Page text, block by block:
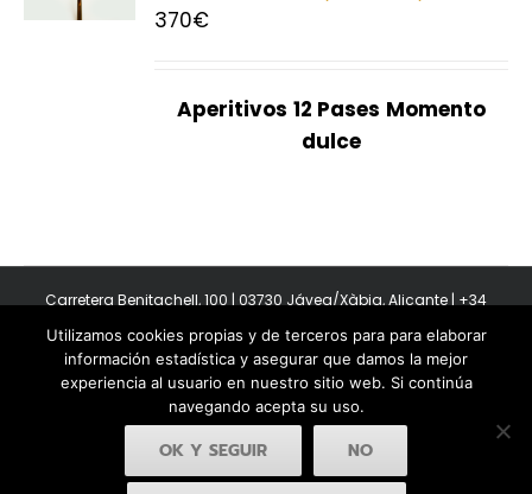
370€
Aperitivos 12 Pases Momento
dulce
Carretera Benitachell, 100 | 03730 Jávea/Xàbia, Alicante | +34
Copyright 2011-2026 BonAmb Restaurant | All Rights Reserved |
Política de privacidad|Powered by Insertcom
Utilizamos cookies propias y de terceros para para elaborar
información estadística y asegurar que damos la mejor
experiencia al usuario en nuestro sitio web. Si continúa
navegando acepta su uso.
OK Y SEGUIR NO